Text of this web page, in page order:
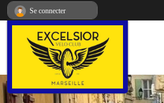
Se connecter
Panneau de gestion des cookies